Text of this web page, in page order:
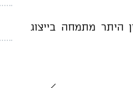
היתר מתמחה בייצוג